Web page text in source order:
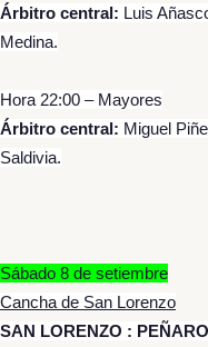
Árbitro central: Luis
Medina.
Hora 22:00 – Mayores
Árbitro central: Miguel
Saldivia.
Sábado 8 de setiembre
Cancha de San Lorenzo
SAN LORENZO :